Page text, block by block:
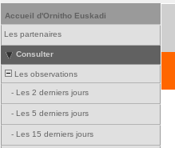
Accueil d'Ornitho Euskadi
Les partenaires
Consulter
Les observations
- Les 2 derniers jours
- Les 5 derniers jours
- Les 15 derniers jours